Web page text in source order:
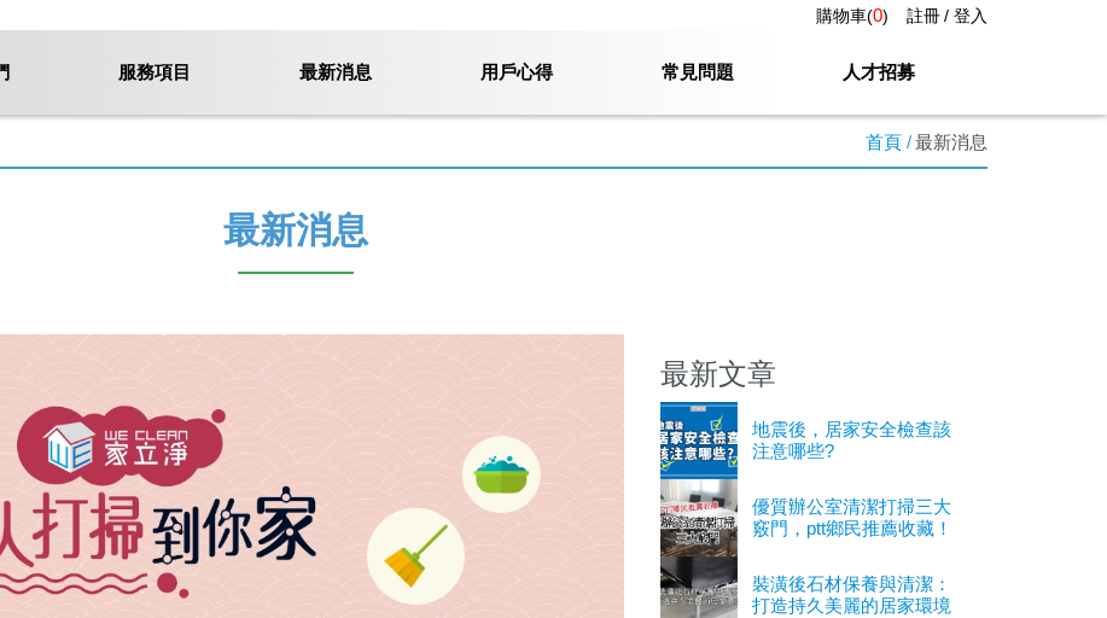
註冊 登入
購物車(0)
服務項目 最新消息 用戶心得 常見問題 人才招募
首頁 最新消息
最新消息
最新文章
地震後，居家安全檢查該
注意哪些?
優質辦公室清潔打掃三大
竅門，ptt鄉民推薦收藏！
裝潢後石材保養與清潔：
打造持久美麗的居家環境